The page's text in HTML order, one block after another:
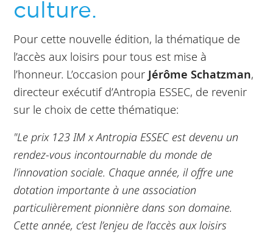
culture.
Pour cette nouvelle édition, la thématique de
l’accès aux loisirs pour tous est mise à
l’honneur. L’occasion pour Jérôme Schatzman,
directeur exécutif d’Antropia ESSEC, de revenir
sur le choix de cette thématique:
"Le prix 123 IM x Antropia ESSEC est devenu un
rendez-vous incontournable du monde de
l’innovation sociale. Chaque année, il offre une
dotation importante à une association
particulièrement pionnière dans son domaine.
Cette année, c’est l’enjeu de l’accès aux loisirs